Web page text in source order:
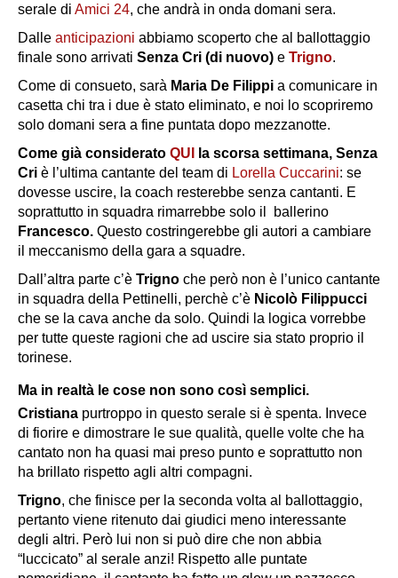
serale di Amici 24, che andrà in onda domani sera.
Dalle anticipazioni abbiamo scoperto che al ballottaggio
finale sono arrivati Senza Cri (di nuovo) e Trigno.
Come di consueto, sarà Maria De Filippi a comunicare in
casetta chi tra i due è stato eliminato, e noi lo scopriremo
solo domani sera a fine puntata dopo mezzanotte.
Come già considerato QUI
la scorsa settimana, Senza
Cri è l’ultima cantante del team di Lorella Cuccarini: se
dovesse uscire, la coach resterebbe senza cantanti. E
soprattutto in squadra rimarrebbe solo il ballerino
Francesco. Questo costringerebbe gli autori a cambiare
il meccanismo della gara a squadre.
Dall’altra parte c’è Trigno che però non è l’unico cantante
in squadra della Pettinelli, perchè c’è Nicolò Filippucci
che se la cava anche da solo. Quindi la logica vorrebbe
per tutte queste ragioni che ad uscire sia stato proprio il
torinese.
Ma in realtà le cose non sono così semplici.
Cristiana purtroppo in questo serale si è spenta. Invece
di fiorire e dimostrare le sue qualità, quelle volte che ha
cantato non ha quasi mai preso punto e soprattutto non
ha brillato rispetto agli altri compagni.
Trigno, che finisce per la seconda volta al ballottaggio,
pertanto viene ritenuto dai giudici meno interessante
degli altri. Però lui non si può dire che non abbia
“luccicato” al serale anzi! Rispetto alle puntate